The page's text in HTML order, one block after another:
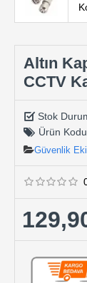
Altın
CCTV
Stok
Ürün
Güvenlik